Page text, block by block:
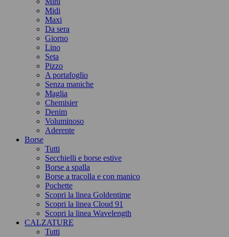
Midi
Maxi
Da sera
Giorno
Lino
Seta
Pizzo
A portafoglio
Senza maniche
Maglia
Chemisier
Denim
Voluminoso
Aderente
Borse
Tutti
Secchielli e borse estive
Borse a spalla
Borse a tracolla e con manico
Pochette
Scopri la linea Goldentime
Scopri la linea Cloud 91
Scopri la linea Wavelength
CALZATURE
Tutti